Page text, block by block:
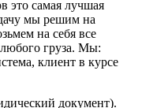
это самая лучшая
мы решим на
на себя все
любого груза. Мы:
клиент в курсе
документ).